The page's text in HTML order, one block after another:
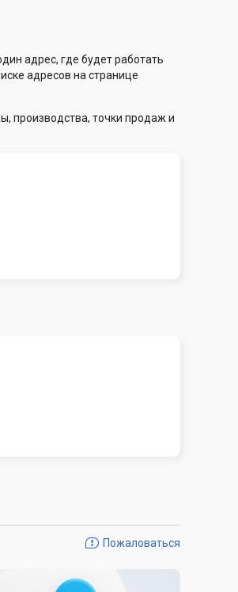
адрес, где будет работать
адресов на странице
производства, точки продаж и
Пожаловаться